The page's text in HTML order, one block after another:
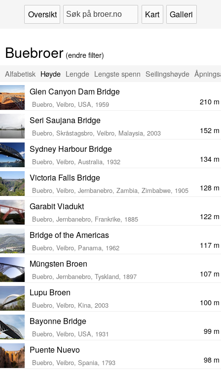
Oversikt Kart Galleri
Buebroer (endre filter)
Alfabetisk Høyde Lengde Lengste spenn Seilingshøyde
Glen Canyon Dam Bridge
Buebro, Veibro, USA, 1959 210 m
Seri Saujana Bridge
Buebro, Skråstagsbro, Veibro, Malaysia, 2003 152 m
Sydney Harbour Bridge
Buebro, Veibro, Australia, 1932 134 m
Victoria Falls Bridge
Buebro, Veibro, Jernbanebro, Zambia, Zimbabwe, 1905 128 m
Garabit Viadukt
Buebro, Jernbanebro, Frankrike, 1885 122 m
Bridge of the Americas
Buebro, Veibro, Panama, 1962 117 m
Müngsten Broen
Buebro, Jernbanebro, Tyskland, 1897 107 m
Lupu Broen
Buebro, Veibro, Kina, 2003 100 m
Bayonne Bridge
Buebro, Veibro, USA, 1931 99 m
Puente Nuevo
Buebro, Veibro, Spania, 1793 98 m